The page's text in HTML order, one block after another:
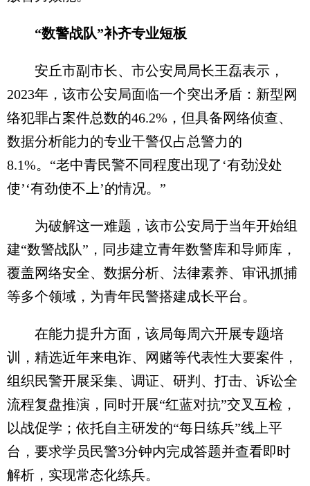
“数警战队”补齐专业短板
安丘市副市长、市公安局局长王磊表示，
2023年，该市公安局面临一个突出矛盾：新型网
络犯罪占案件总数的46.2%，但具备网络侦查、
数据分析能力的专业干警仅占总警力的
8.1%。“老中青民警不同程度出现了‘有劲没处
使’‘有劲使不上’的情况。”
为破解这一难题，该市公安局于当年开始组
建“数警战队”，同步建立青年数警库和导师库，
覆盖网络安全、数据分析、法律素养、审讯抓捕
等多个领域，为青年民警搭建成长平台。
在能力提升方面，该局每周六开展专题培
训，精选近年来电诈、网赌等代表性大要案件，
组织民警开展采集、调证、研判、打击、诉讼全
流程复盘推演，同时开展“红蓝对抗”交叉互检，
以战促学；依托自主研发的“每日练兵”线上平
台，要求学员民警3分钟内完成答题并查看即时
解析，实现常态化练兵。